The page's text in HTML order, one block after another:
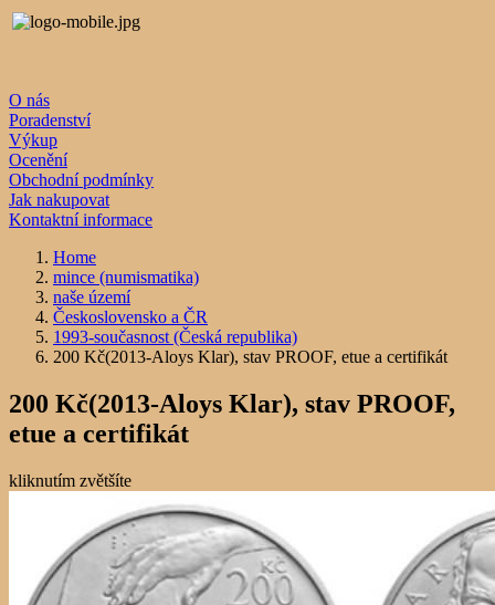
O nás
Poradenství
Výkup
Ocenění
Obchodní podmínky
Jak nakupovat
Kontaktní informace
Home
mince (numismatika)
naše území
Československo a ČR
1993-současnost (Česká republika)
200 Kč(2013-Aloys Klar), stav PROOF, etue a certifikát
200 Kč(2013-Aloys Klar), stav PROOF,
etue a certifikát
kliknutím zvětšíte